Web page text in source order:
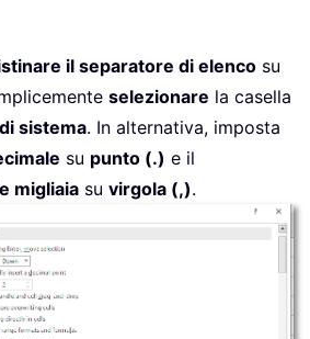
il separatore di elenco su
selezionare la casella
sistema. In alternativa, imposta
su punto (.) e il
migliaia su virgola (,).